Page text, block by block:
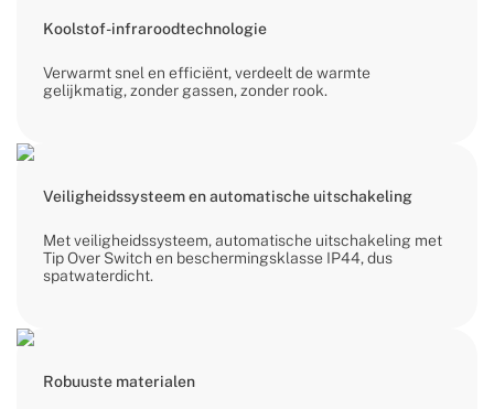
Koolstof-infraroodtechnologie
Verwarmt snel en efficiënt, verdeelt de warmte
gelijkmatig, zonder gassen, zonder rook.
Veiligheidssysteem en automatische uitschakeling
Met veiligheidssysteem, automatische uitschakeling met
Tip Over Switch en beschermingsklasse IP44, dus
spatwaterdicht.
Robuuste materialen